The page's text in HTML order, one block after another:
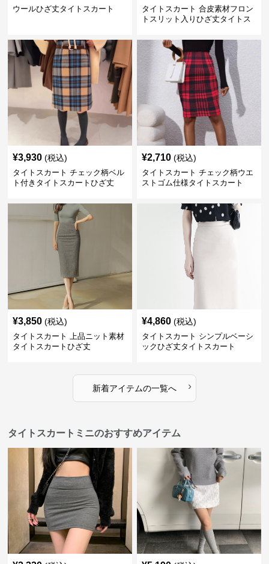
ウールひざ丈タイトスカート
タイトスカート 合皮素材フロン
トスリット入りひざ丈タイトス
¥3,930 (税込)
タイトスカート チェック柄ベル
ト付きタイトスカートひざ丈
¥2,710 (税込)
タイトスカート チェック柄ウエ
ストゴム仕様タイトスカート
¥3,850 (税込)
タイトスカート 上品ニット素材
タイトスカートひざ丈
¥4,860 (税込)
タイトスカート シンプルベーシ
ックひざ丈タイトスカート
新着アイテムの一覧へ ›
タイトスカートミニのおすすめアイテム